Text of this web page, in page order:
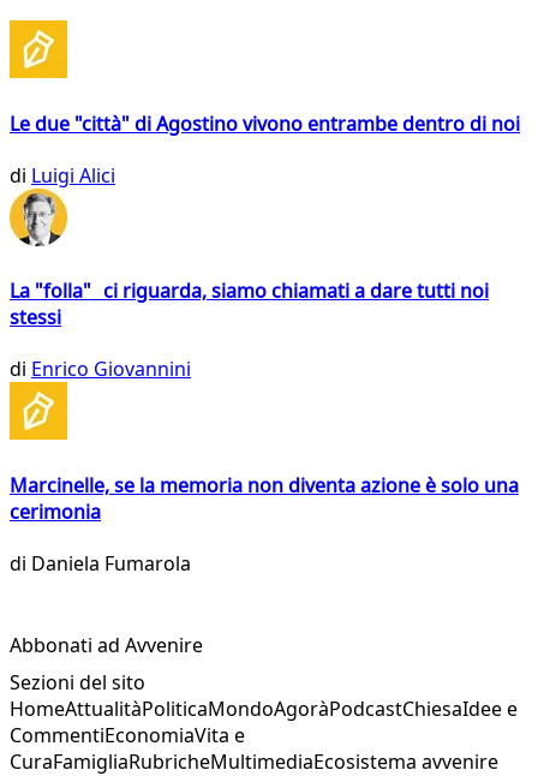
Le due "città" di Agostino vivono entrambe dentro di noi
di Luigi Alici
La "folla" ci riguarda, siamo chiamati a dare tutti noi
stessi
di Enrico Giovannini
Marcinelle, se la memoria non diventa azione è solo una
cerimonia
di Daniela Fumarola
Abbonati ad Avvenire
Sezioni del sito
HomeAttualitàPoliticaMondoAgoràPodcastChiesaIdee e
CommentiEconomiaVita e
CuraFamigliaRubricheMultimediaEcosistema avvenire